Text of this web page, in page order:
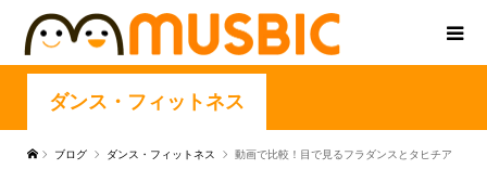
ダンス・フィットネス
ブログ ダンス・フィットネス
動画で比較！目で見るフラダンスとタヒチア